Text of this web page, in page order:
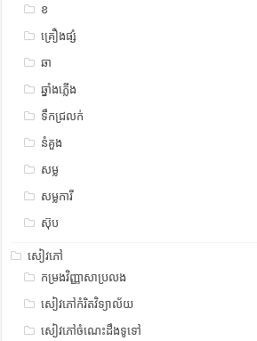
ខ
គ្រឿងផ្សំ
ឆា
ឆ្នាំងភ្លើង
ទឹកជ្រលក់
នំគួង
សម្ល
សម្លការី
ស៊ុប
សៀវភៅ
កម្រងវិញ្ញាសាប្រលង
សៀវភៅកំរិតវិទ្យាល័យ
សៀវភៅចំណេះដឹងទូទៅ